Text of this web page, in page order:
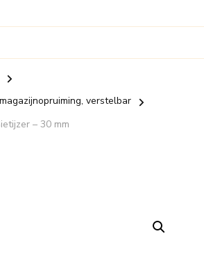
verstelbar
– 30 mm